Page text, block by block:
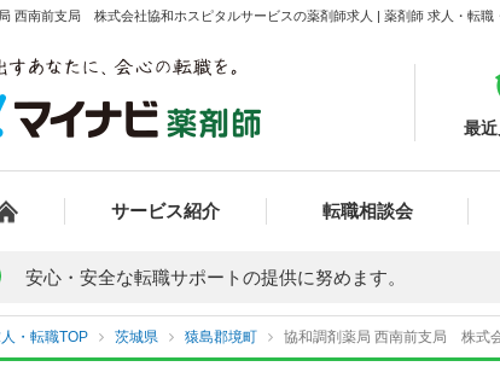
西南前支局 株式会社協和ホスピタルサービスの薬剤師求人 | 薬剤師 求人・転職
最
サービス紹介 転職相談会
安心・安全な転職サポートの提供に努めます。
・転職TOP 茨城県 猿島郡境町 協和調剤薬局 西南前支局 株式